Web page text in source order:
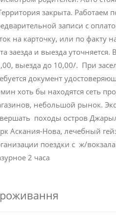
закрыта. Работаем
записи с
на карточку, или по факту
заезда и выезда уточняется.
выезда до 10,00/. При
документ
хоть бы находятся сеть
небольшой рынок.
походы остров
Аскания-Нова, лечебный
поездки с ж/
2 часа